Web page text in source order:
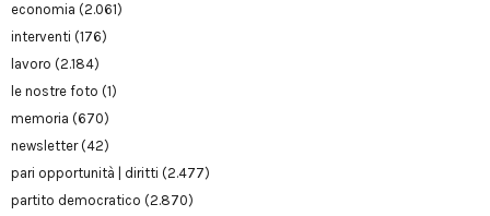
economia (2.061)
interventi (176)
lavoro (2.184)
le nostre foto (1)
memoria (670)
newsletter(42)
pari opportunità | diritti (2.477)
partito democratico (2.870)